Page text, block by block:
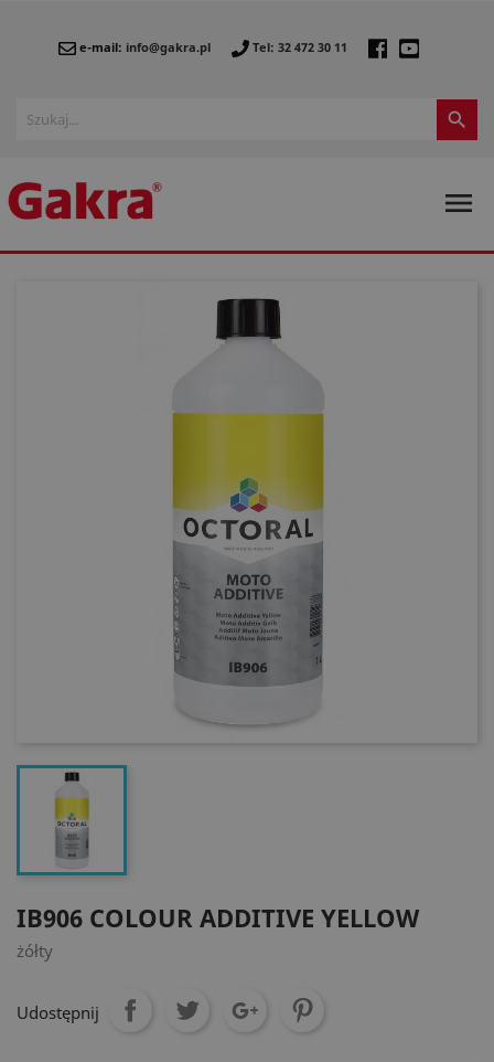
e-mail: info@gakra.pl Tel: 32 472 30 11


IB906 COLOUR ADDITIVE YELLOW
żółty
Udostępnij